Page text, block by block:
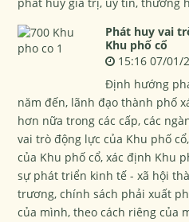
Phát huy vai
Khu phố cổ
15:16 07/01/
Định hướng
năm đến, lãnh đạo thành phố
hơn nữa trong các cấp, các
vai trò động lực của Khu phố
của Khu phố cổ, xác định Khu
sự phát triển kinh tế - xã hội
trương, chính sách phải xuất
của mình, theo cách riêng của